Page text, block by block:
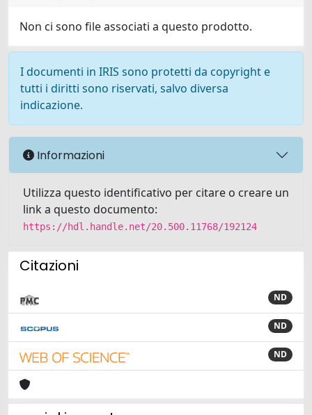
Non ci sono file associati a questo prodotto.
I documenti in IRIS sono protetti da copyright e
tutti i diritti sono riservati, salvo diversa
indicazione.
Informazioni
Utilizza questo identificativo per citare o creare un
link a questo documento:
https://hdl.handle.net/20.500.11768/192124
Citazioni
ND
ND
ND